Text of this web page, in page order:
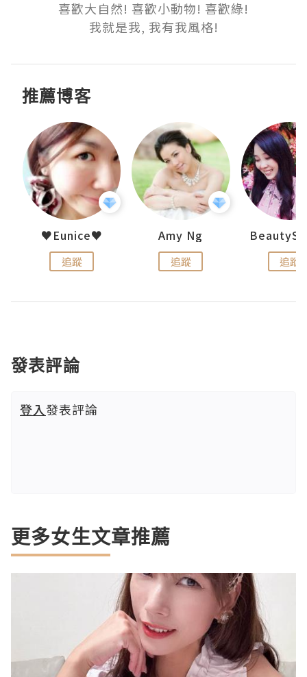
喜歡大自然! 喜歡小動物! 喜歡綠!
我就是我, 我有我風格!
推薦博客
♥Eunice♥
追蹤
Amy Ng
追蹤 追蹤
發表評論
登入發表評論
更多女生文章推薦